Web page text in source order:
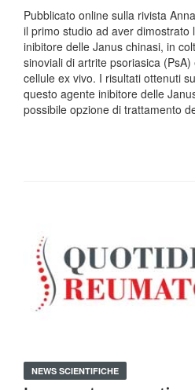
Pubblicato online sulla rivista
il primo studio ad aver dimostrato
inibitore delle Janus chinasi, in
sinoviali di artrite psoriasica
cellule ex vivo. I risultati ottenuti
questo agente inibitore delle
possibile opzione di trattamento
NEWS SCIENTIFICHE